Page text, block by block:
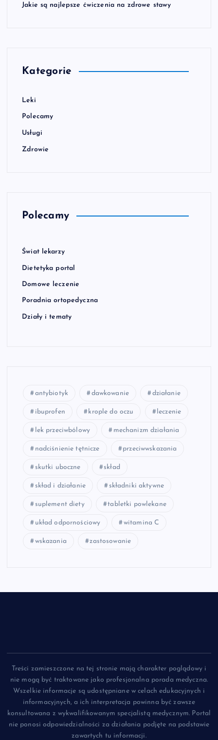
Jakie są najlepsze ćwiczenia na zdrowe stawy
Kategorie
Leki
Polecamy
Usługi
Zdrowie
Polecamy
Świat lekarzy
Dietetyka portal
Domowe leczenie
Poradnia ortopedyczna
Działy i tematy
antybiotyk dawkowanie działanie
ibuprofen krople do oczu leczenie
lek przeciwbólowy mechanizm działania
nadciśnienie tętnicze przeciwwskazania
skutki uboczne skład
skład i działanie składniki aktywne
suplement diety tabletki powlekane
układ odpornościowy witamina C
wskazania zastosowanie
Treści zamieszczone na tej stronie mają charakter poglądowy i
nie mogą być traktowane jako profesjonalna porada medyczna.
Wszelkie informacje są udostępniane w celach edukacyjnych i
informacyjnych, a ich interpretacja powinna być zawsze
konsultowana z wykwalifikowanym specjalistą medycznym. Portal
nie ponosi odpowiedzialności za działania podjęte na podstawie
zawartych tu informacji.